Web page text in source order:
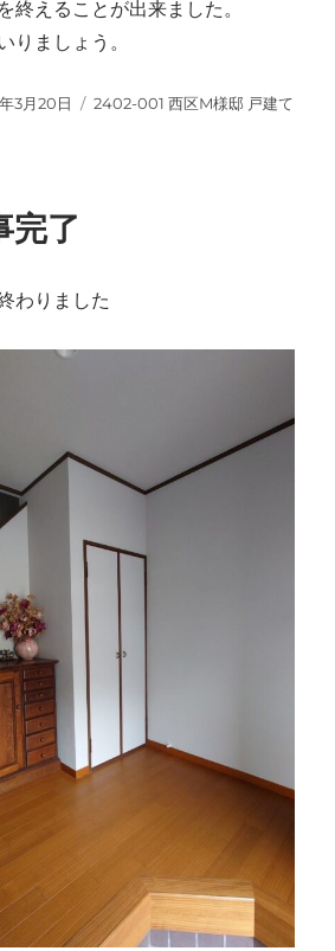
終えることが出来ました。
りましょう。
3月20日
カ
2402-001 西区M様邸 戸建て
完了
わりました